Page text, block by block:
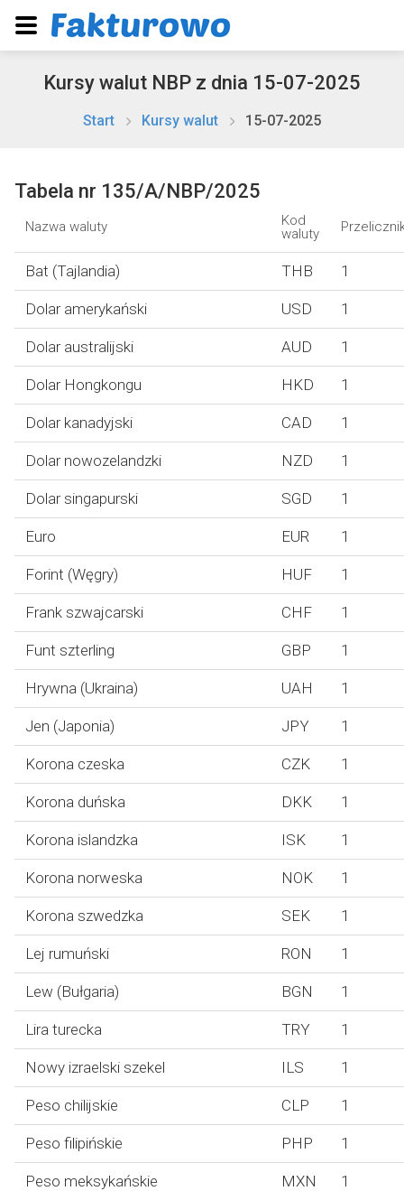
Kursy walut NBP z dnia 15-07-2025
Start Kursy walut 15-07-2025
Tabela nr 135/A/NBP/2025
Nazwa waluty
Kod
waluty
Bat (Tajlandia) THB 1
Dolar amerykański USD 1
Dolar australijski AUD 1
Dolar Hongkongu HKD 1
Dolar kanadyjski CAD 1
Dolar nowozelandzki NZD 1
Dolar singapurski SGD 1
Euro EUR 1
Forint (Węgry) HUF 1
Frank szwajcarski CHF 1
Funt szterling GBP 1
Hrywna (Ukraina) UAH 1
Jen (Japonia) JPY 1
Korona czeska CZK 1
Korona duńska DKK 1
Korona islandzka ISK 1
Korona norweska NOK 1
Korona szwedzka SEK 1
Lej rumuński RON 1
Lew (Bułgaria) BGN 1
Lira turecka TRY 1
Nowy izraelski szekel ILS 1
Peso chilijskie CLP 1
Peso filipińskie PHP 1
Peso meksykańskie MXN 1